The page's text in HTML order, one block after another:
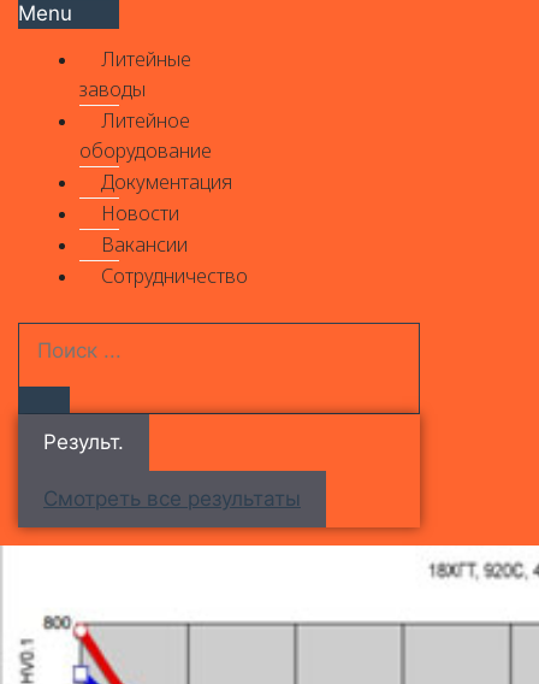
Menu
Литейные
заводы
Литейное
оборудование
Документация
Новости
Вакансии
Сотрудничество
Результ.
Смотреть все результаты